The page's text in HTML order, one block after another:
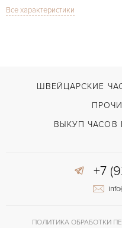
ФУНКЦИИ
ВОЗМОЖНОСТИ ДОСТАВКИ
ЦВЕТ БРАСЛЕТА
ДЛИНА БРАСЛЕТА, ДЛИННАЯ
КАЛИБР/МЕХАНИЗМ
Все характеристики
ШВЕЙЦАРСКИЕ
ВЫКУП ЧАСОВ
+7
ПОЛИТИКА ОБРАБОТКИ